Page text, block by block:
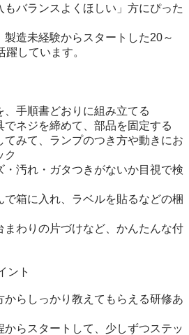
バランスよくほしい」方にぴった
造未経験からスタートした20～
しています。
、手順書どおりに組み立てる
でネジを締めて、部品を固定する
てみて、ランプのつき方や動きにお
ク
・汚れ・ガタつきがないか目視で検
で箱に入れ、ラベルを貼るなどの梱
まわりの片づけなど、かんたんな付
ント
からしっかり教えてもらえる研修あ
からスタートして、少しずつステッ